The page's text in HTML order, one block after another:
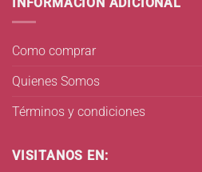
Como comprar
Quienes Somos
Términos y condiciones
VISITANOS EN: